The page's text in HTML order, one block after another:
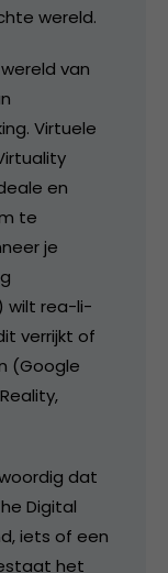
wereld.
van
Virtuele
en
te
je
wilt rea-li-
verrijkt of
(Google
dat
Digital
iets of een
het